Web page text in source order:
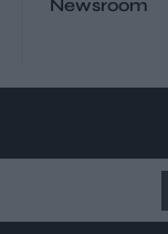
Newsroom